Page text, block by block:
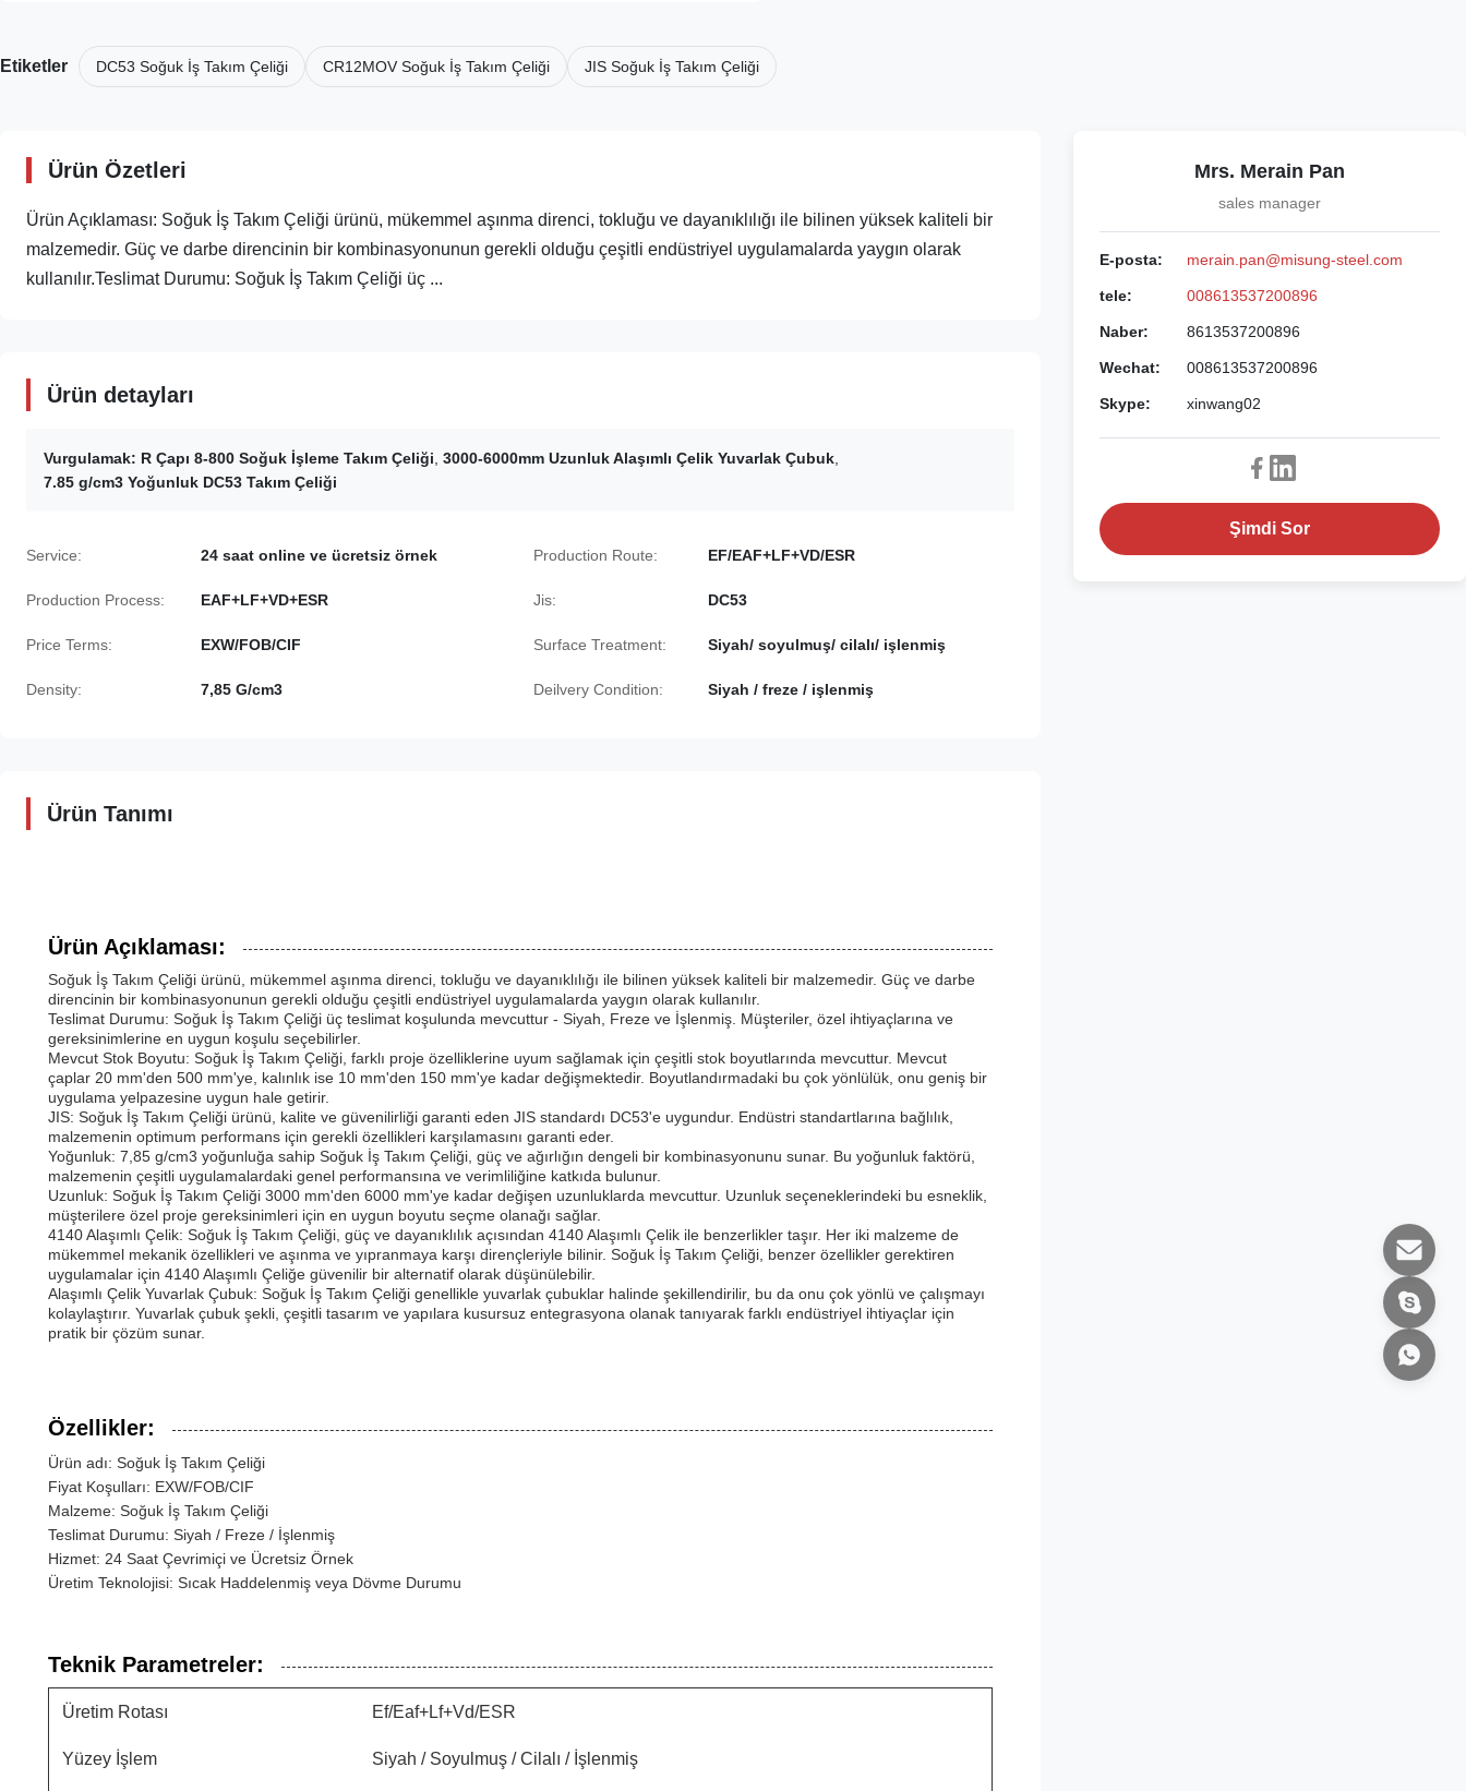
Etiketler DC53 Soğuk İş Takım Çeliği CR12MOV Soğuk İş Takım Çeliği JIS Soğuk İş Takım Çeliği
Ürün Özetleri
Ürün Açıklaması: Soğuk İş Takım Çeliği ürünü, mükemmel aşınma direnci, tokluğu ve dayanıklılığı ile bilinen yüksek kaliteli bir
malzemedir. Güç ve darbe direncinin bir kombinasyonunun gerekli olduğu çeşitli endüstriyel uygulamalarda yaygın olarak
kullanılır.Teslimat Durumu: Soğuk İş Takım Çeliği üç ...
Ürün detayları
Vurgulamak: R Çapı 8-800 Soğuk İşleme Takım Çeliği 3000-6000mm Uzunluk Alaşımlı Çelik Yuvarlak Çubuk
7.85 g/cm3 Yoğunluk DC53 Takım Çeliği
Service: 24 saat online ve ücretsiz örnek Production Route: EF/EAF+LF+VD/ESR
Production Process: EAF+LF+VD+ESR Jis: DC53
Price Terms: EXW/FOB/CIF Surface Treatment: Siyah/ soyulmuş/ cilalı/ işlenmiş
Density: 7,85 G/cm3 Deilvery Condition: Siyah / freze / işlenmiş
Ürün Tanımı
Ürün Açıklaması:
Soğuk İş Takım Çeliği ürünü, mükemmel aşınma direnci, tokluğu ve dayanıklılığı ile bilinen yüksek kaliteli bir malzemedir. Güç ve darbe
direncinin bir kombinasyonunun gerekli olduğu çeşitli endüstriyel uygulamalarda yaygın olarak kullanılır.
Teslimat Durumu: Soğuk İş Takım Çeliği üç teslimat koşulunda mevcuttur - Siyah, Freze ve İşlenmiş. Müşteriler, özel ihtiyaçlarına ve
gereksinimlerine en uygun koşulu seçebilirler.
Mevcut Stok Boyutu: Soğuk İş Takım Çeliği, farklı proje özelliklerine uyum sağlamak için çeşitli stok boyutlarında mevcuttur. Mevcut
çaplar 20 mm'den 500 mm'ye, kalınlık ise 10 mm'den 150 mm'ye kadar değişmektedir. Boyutlandırmadaki bu çok yönlülük, onu geniş bir
uygulama yelpazesine uygun hale getirir.
JIS: Soğuk İş Takım Çeliği ürünü, kalite ve güvenilirliği garanti eden JIS standardı DC53'e uygundur. Endüstri standartlarına bağlılık,
malzemenin optimum performans için gerekli özellikleri karşılamasını garanti eder.
Yoğunluk: 7,85 g/cm3 yoğunluğa sahip Soğuk İş Takım Çeliği, güç ve ağırlığın dengeli bir kombinasyonunu sunar. Bu yoğunluk faktörü,
malzemenin çeşitli uygulamalardaki genel performansına ve verimliliğine katkıda bulunur.
Uzunluk: Soğuk İş Takım Çeliği 3000 mm'den 6000 mm'ye kadar değişen uzunluklarda mevcuttur. Uzunluk seçeneklerindeki bu esneklik,
müşterilere özel proje gereksinimleri için en uygun boyutu seçme olanağı sağlar.
4140 Alaşımlı Çelik: Soğuk İş Takım Çeliği, güç ve dayanıklılık açısından 4140 Alaşımlı Çelik ile benzerlikler taşır. Her iki malzeme de
mükemmel mekanik özellikleri ve aşınma ve yıpranmaya karşı dirençleriyle bilinir. Soğuk İş Takım Çeliği, benzer özellikler gerektiren
uygulamalar için 4140 Alaşımlı Çeliğe güvenilir bir alternatif olarak düşünülebilir.
Alaşımlı Çelik Yuvarlak Çubuk: Soğuk İş Takım Çeliği genellikle yuvarlak çubuklar halinde şekillendirilir, bu da onu çok yönlü ve çalışmayı
kolaylaştırır. Yuvarlak çubuk şekli, çeşitli tasarım ve yapılara kusursuz entegrasyona olanak tanıyarak farklı endüstriyel ihtiyaçlar için
pratik bir çözüm sunar.
Özellikler:
Ürün adı: Soğuk İş Takım Çeliği
Fiyat Koşulları: EXW/FOB/CIF
Malzeme: Soğuk İş Takım Çeliği
Teslimat Durumu: Siyah / Freze / İşlenmiş
Hizmet: 24 Saat Çevrimiçi ve Ücretsiz Örnek
Üretim Teknolojisi: Sıcak Haddelenmiş veya Dövme Durumu
Teknik Parametreler:
Üretim Rotası Ef/Eaf+Lf+Vd/ESR
Yüzey İşlem Siyah / Soyulmuş / Cilalı / İşlenmiş
Mrs. Merain Pan
sales manager
E-posta: merain.pan@misung-steel.com
tele: 008613537200896
Naber: 8613537200896
Wechat: 008613537200896
Skype: xinwang02
Şimdi Sor